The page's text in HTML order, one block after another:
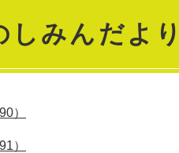
しみんだよ
）
）